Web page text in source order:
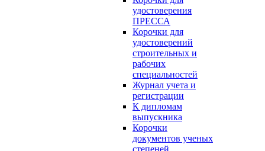
удостоверения
ПРЕССА
Корочки для
удостоверений
строительных и
рабочих
специальностей
Журнал учета и
регистрации
К дипломам
выпускника
Корочки
документов ученых
степеней